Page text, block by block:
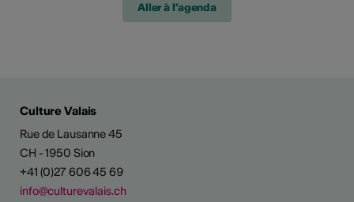
Aller à l'agenda
Culture Valais
Rue de Lausanne 45
CH - 1950 Sion
+41 (0)27 606 45 69
info@culturevalais.ch